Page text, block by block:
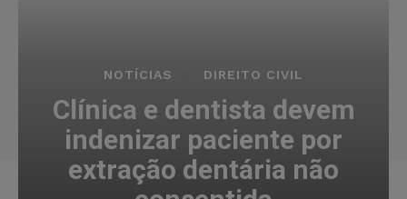
NOTÍCIAS DIREITO CIVIL
Clínica e dentista devem
indenizar paciente por
extração dentária não